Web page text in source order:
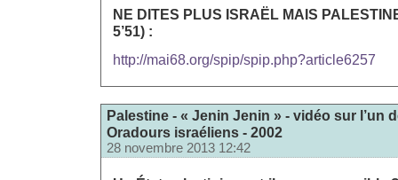
NE DITES PLUS ISRAËL MAIS
5’51) :
http://mai68.org/spip/spip.php?article6257
Palestine - « Jenin Jenin » - vidéo sur l’un
Oradours israéliens - 2002
28 novembre 2013 12:42